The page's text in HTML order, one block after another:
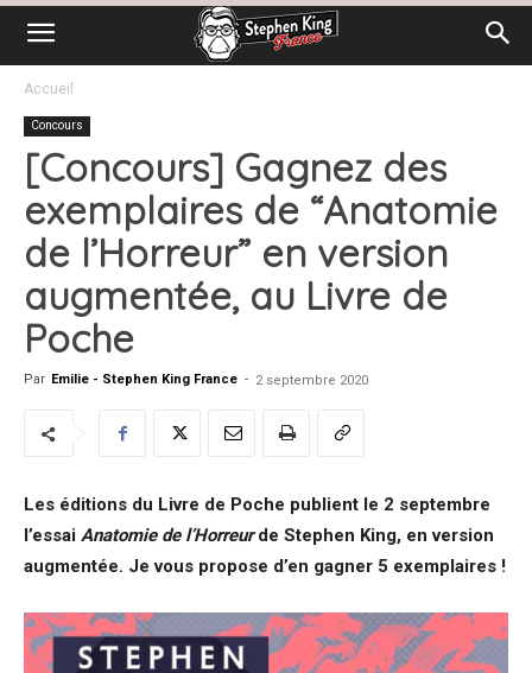
Accueil
Concours
[Concours] Gagnez des
exemplaires de “Anatomie
de l’Horreur” en version
augmentée, au Livre de
Poche
Par Emilie - Stephen King France - 2 septembre 2020
Les éditions du Livre de Poche publient le 2 septembre
l’essai Anatomie de l’Horreurde Stephen King, en version
augmentée. Je vous propose d’en gagner 5 exemplaires !